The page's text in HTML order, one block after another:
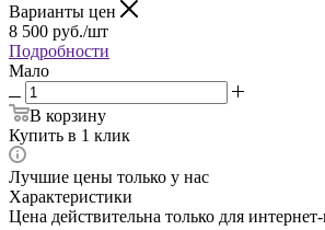
Варианты цен
8 500 руб./шт
Подробности
Мало
В корзину
Купить в 1 клик
Лучшие цены только у нас
Характеристики
Цена действительна только для